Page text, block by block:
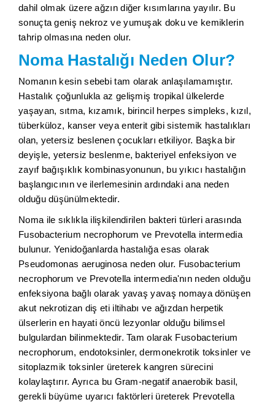
dahil olmak üzere ağzın diğer kısımlarına yayılır. Bu
sonuçta geniş nekroz ve yumuşak doku ve kemiklerin
tahrip olmasına neden olur.
Noma Hastalığı Neden Olur?
Nomanın kesin sebebi tam olarak anlaşılamamıştır.
Hastalık çoğunlukla az gelişmiş tropikal ülkelerde
yaşayan, sıtma, kızamık, birincil herpes simpleks, kızıl,
tüberküloz, kanser veya enterit gibi sistemik hastalıkları
olan, yetersiz beslenen çocukları etkiliyor. Başka bir
deyişle, yetersiz beslenme, bakteriyel enfeksiyon ve
zayıf bağışıklık kombinasyonunun, bu yıkıcı hastalığın
başlangıcının ve ilerlemesinin ardındaki ana neden
olduğu düşünülmektedir.
Noma ile sıklıkla ilişkilendirilen bakteri türleri arasında
Fusobacterium necrophorum ve Prevotella intermedia
bulunur. Yenidoğanlarda hastalığa esas olarak
Pseudomonas aeruginosa neden olur. Fusobacterium
necrophorum ve Prevotella intermedia'nın neden olduğu
enfeksiyona bağlı olarak yavaş yavaş nomaya dönüşen
akut nekrotizan diş eti iltihabı ve ağızdan herpetik
ülserlerin en hayati öncü lezyonlar olduğu bilimsel
bulgulardan bilinmektedir. Tam olarak Fusobacterium
necrophorum, endotoksinler, dermonekrotik toksinler ve
sitoplazmik toksinler üreterek kangren sürecini
kolaylaştırır. Ayrıca bu Gram-negatif anaerobik basil,
gerekli büyüme uyarıcı faktörleri üreterek Prevotella